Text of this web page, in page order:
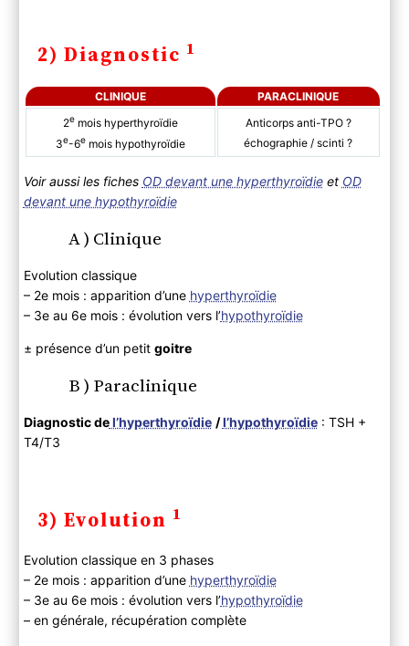
2) Diagnostic 1
CLINIQUE
PARACLINIQUE
2emois hyperthyroïdie
3e-6emois hypothyroïdie
Anticorps anti-TPO ?
échographie / scinti ?
Voir aussi les fiches OD devant une hyperthyroïdieet OD
devant une hypothyroïdie
A ) Clinique
Evolution classique
– 2e mois : apparition d’une hyperthyroïdie
– 3e au 6e mois : évolution vers l’hypothyroïdie
± présence d’un petit goitre
B ) Paraclinique
Diagnostic del’hyperthyroïdie /l’hypothyroïdie: TSH +
T4/T3
3) Evolution 1
Evolution classique en 3 phases
– 2e mois : apparition d’une hyperthyroïdie
– 3e au 6e mois : évolution vers l’hypothyroïdie
– en générale, récupération complète